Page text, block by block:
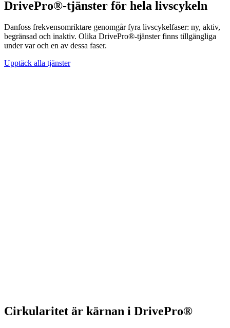
DrivePro®-tjänster för hela livscykeln
Danfoss frekvensomriktare genomgår fyra livscykelfaser: ny, aktiv,
begränsad och inaktiv. Olika DrivePro®-tjänster finns tillgängliga
under var och en av dessa faser.
Upptäck alla tjänster
Cirkularitet är kärnan i DrivePro®